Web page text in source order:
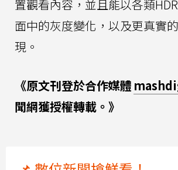
置觀看內容，並且能以各類
面中的灰度變化，以及更真實
現。
《原文刊登於合作媒體
聞網獲授權轉載。》